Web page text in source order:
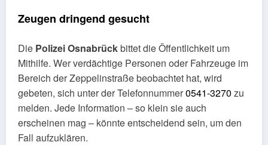
Zeugen dringend gesucht
Die Polizei Osnabrückbittet die Öffentlichkeit um
Mithilfe. Wer verdächtige Personen oder Fahrzeuge im
Bereich der Zeppelinstraße beobachtet hat, wird
gebeten, sich unter der Telefonnummer0541-3270 zu
melden. Jede Information – so klein sie auch
erscheinen mag – könnte entscheidend sein, um den
Fall aufzuklären.